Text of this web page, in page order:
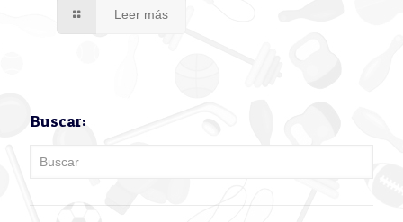
Leer más
Buscar: